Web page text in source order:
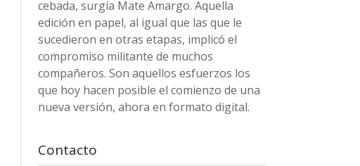
cebada, surgía Mate Amargo. Aquella
edición en papel, al igual que las que le
sucedieron en otras etapas, implicó el
compromiso militante de muchos
compañeros. Son aquellos esfuerzos los
que hoy hacen posible el comienzo de una
nueva versión, ahora en formato digital.
Contacto